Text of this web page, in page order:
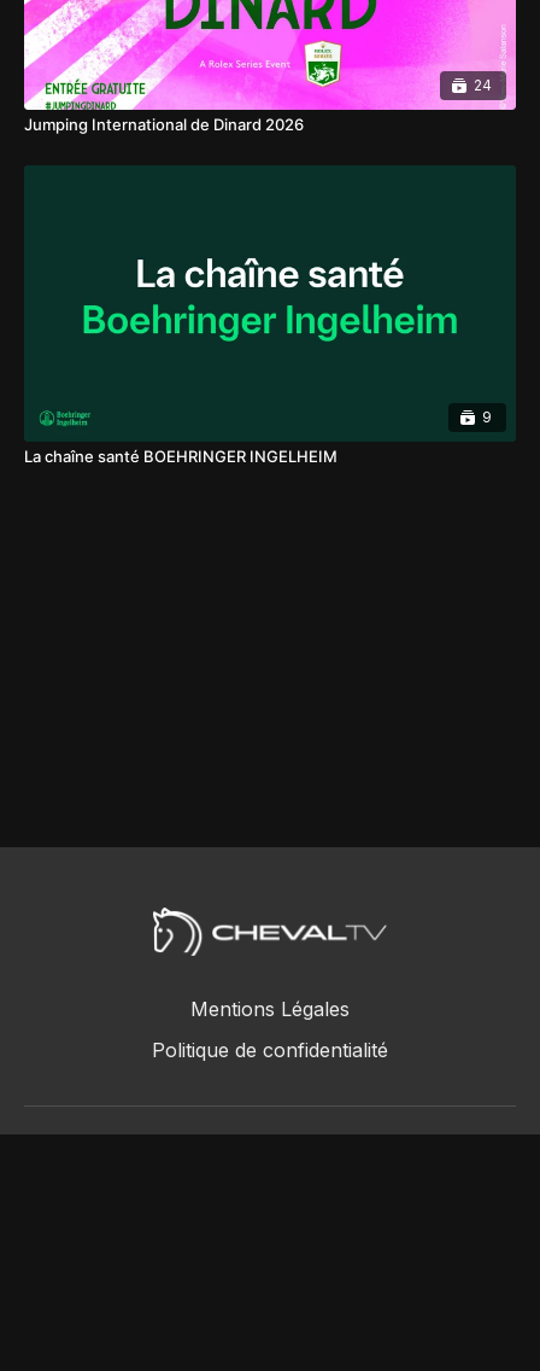
24
Jumping International de Dinard 2026
9
La chaîne santé BOEHRINGER INGELHEIM
Mentions Légales
Politique de confidentialité